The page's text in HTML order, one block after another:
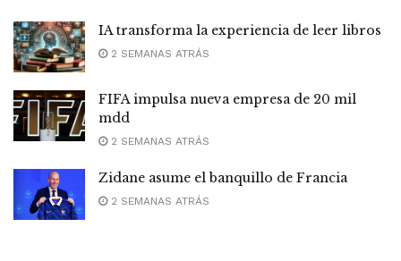
IA transforma la experiencia de leer libros
2 SEMANAS ATRÁS
FIFA impulsa nueva empresa de 20 mil
mdd
2 SEMANAS ATRÁS
Zidane asume el banquillo de Francia
2 SEMANAS ATRÁS